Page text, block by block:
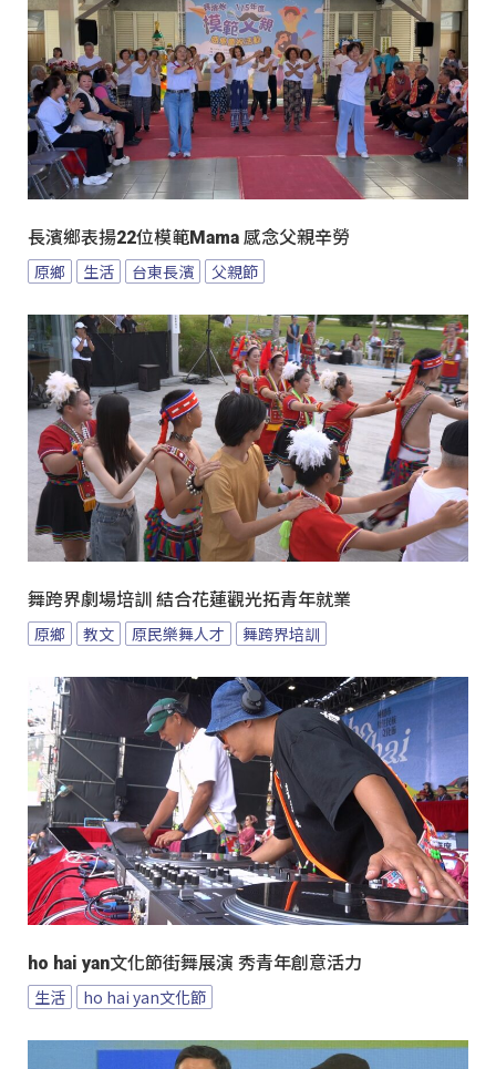
長濱鄉表揚22位模範Mama 感念父親辛勞
原鄉 生活 台東長濱 父親節
舞跨界劇場培訓 結合花蓮觀光拓青年就業
原鄉 教文 原民樂舞人才 舞跨界培訓
ho hai yan文化節街舞展演 秀青年創意活力
生活 ho hai yan文化節